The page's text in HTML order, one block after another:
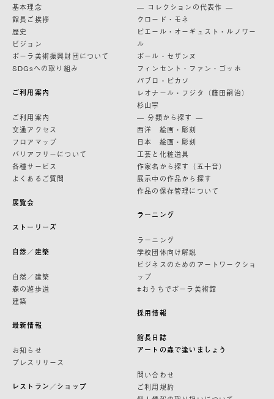
基本理念
館長ご挨拶
歴史
ビジョン
ポーラ美術振興財団について
SDGsへの取り組み
ご利用案内
ご利用案内
交通アクセス
フロアマップ
バリアフリーについて
各種サービス
よくあるご質問
展覧会
ストーリーズ
自然／建築
自然／建築
森の遊歩道
建築
最新情報
お知らせ
プレスリリース
レストラン／ショップ
— コレクションの代表作 —
クロード・モネ
ピエール・オーギュスト・ルノワー
ル
ポール・セザンヌ
フィンセント・ファン・ゴッホ
パブロ・ピカソ
レオナール・フジタ（藤田嗣治）
杉山寧
— 分類から探す —
西洋 絵画・彫刻
日本 絵画・彫刻
工芸と化粧道具
作家名から探す（五十音）
展示中の作品から探す
作品の保存管理について
ラーニング
ラーニング
学校団体向け解説
ビジネスのためのアートワークショ
ップ
#おうちでポーラ美術館
採用情報
館長日誌
アートの森で逢いましょう
問い合わせ
ご利用規約